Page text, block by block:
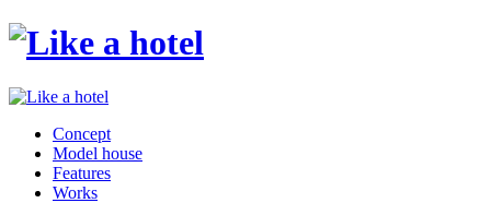
Concept
Model house
Features
Works